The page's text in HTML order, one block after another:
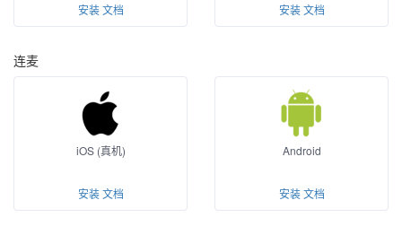
安装 文档 安装 文档
连麦
iOS (真机)
安装 文档
Android
安装 文档